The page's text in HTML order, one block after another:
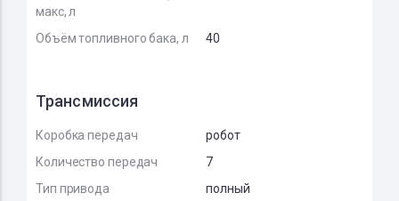
макс, л
Объём топливного бака, л 40
Трансмиссия
Коробка передач
робот
Количество передач
7
Тип привода
полный